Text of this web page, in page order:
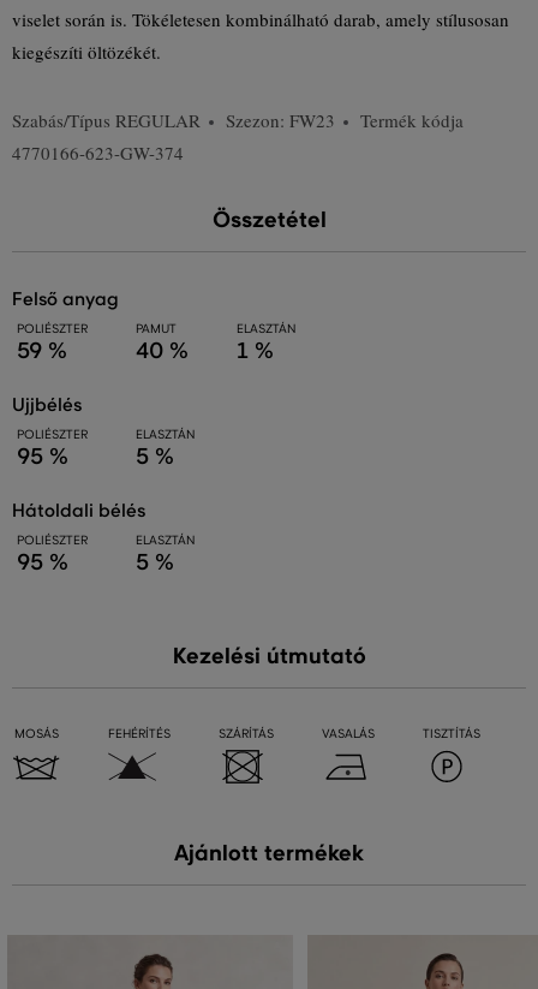
viselet során is. Tökéletesen kombinálható darab, amely stílusosan
kiegészíti öltözékét.
Szabás/Típus REGULAR Szezon: FW23
Termék kódja
4770166-623-GW-374
Összetétel
felső anyag
POLIÉSZTER
59 %
PAMUT
40 %
ELASZTÁN
1 %
ujjbélés
POLIÉSZTER
95 %
ELASZTÁN
5 %
hátoldali bélés
POLIÉSZTER
95 %
ELASZTÁN
5 %
Kezelési útmutató
MOSÁS FEHÉRÍTÉS SZÁRÍTÁS VASALÁS TISZTÍTÁS
Ajánlott termékek